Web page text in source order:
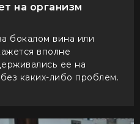
на организм
бокалом вина или
вполне
ее на
каких-либо проблем.